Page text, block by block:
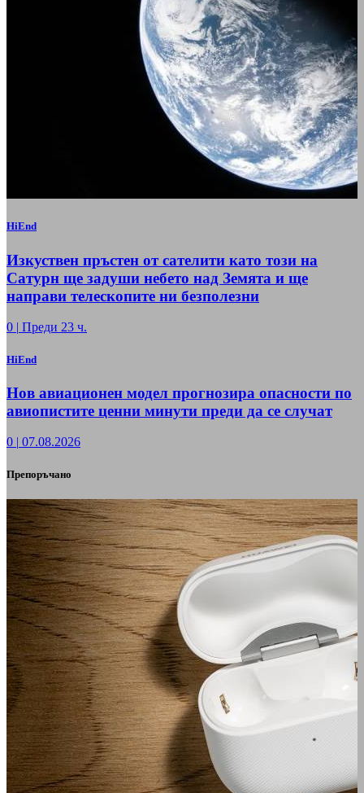
HiEnd
Изкуствен пръстен от сателити като този на
Сатурн ще задуши небето над Земята и ще
направи телескопите ни безполезни
0 | Преди 23 ч.
HiEnd
Нов авиационен модел прогнозира опасности по
авиопистите ценни минути преди да се случат
0 | 07.08.2026
Препоръчано